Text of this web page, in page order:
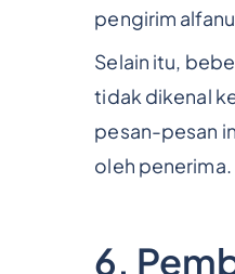
pengirim
Selain itu,
tidak dikenal
pesan-pesan
oleh penerima.
6.